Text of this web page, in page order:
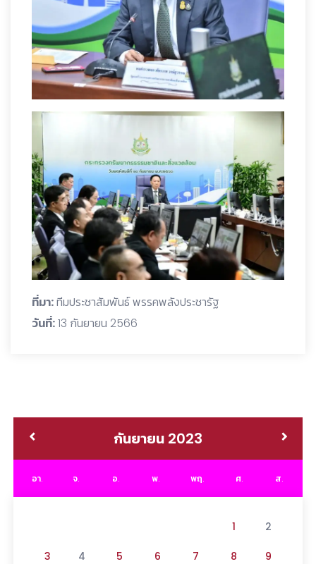
ที่มา:ทีมประชาสัมพันธ์ พรรคพลังประชารัฐ
วันที่:13 กันยายน 2566
กันยายน 2023
อา. จ. อ. พ. พฤ. ศ. ส.
1 2
3 4 5 6 7 8 9